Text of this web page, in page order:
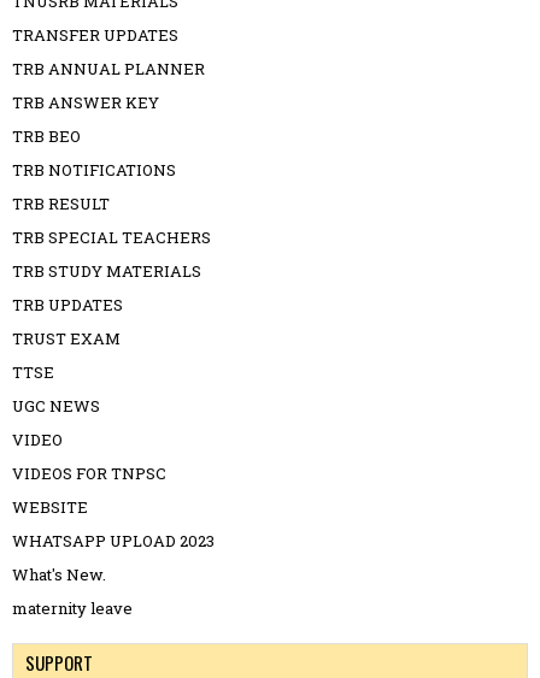
TRANSFER UPDATES
TRB ANNUAL PLANNER
TRB ANSWER KEY
TRB BEO
TRB NOTIFICATIONS
TRB RESULT
TRB SPECIAL TEACHERS
TRB STUDY MATERIALS
TRB UPDATES
TRUST EXAM
TTSE
UGC NEWS
VIDEO
VIDEOS FOR TNPSC
WEBSITE
WHATSAPP UPLOAD 2023
What's New.
maternity leave
SUPPORT